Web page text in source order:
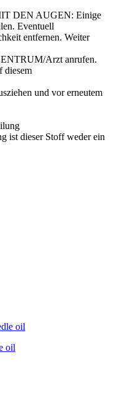
DEN AUGEN: Einige
Eventuell
entfernen. Weiter
Arzt anrufen.
diesem
und vor erneutem
ist dieser Stoff weder ein
oil